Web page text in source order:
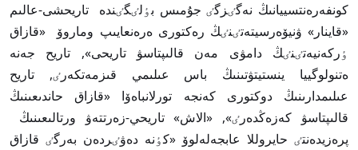
كونفەرەنتسييانىڭ نەگٸزگٸ جۇمىس بٶلٸگٸندە تاريحشى-عالىم
«قاينار» ۋنيۆەرسيتەتٸنٸڭ رەكتورى ەرەنعايىپ وماروۆ «قازاق
ٶركەنيەتٸنٸڭ دامۋى مەن قالىپتاسۋ تاريحى», تاريح جەنە
ەتنولوگييا ينستيتۋتىنىڭ باس عىلىمي قىزمەتكەرٸ, تاريح
عىلىمدارىنىڭ دوكتورى كەنجە تورلانباەۆا «قازاق حاندىعىنىڭ
قالىپتاسۋ كەزەڭدەرٸ», «الاش» تاريحي-زەرتتەۋ ورتالىعىنىڭ
پرەزيدەنتٸ حايروللا عابجەلەلوۆ «كٶنە دەۋٸردەن بەرگٸ قازاق